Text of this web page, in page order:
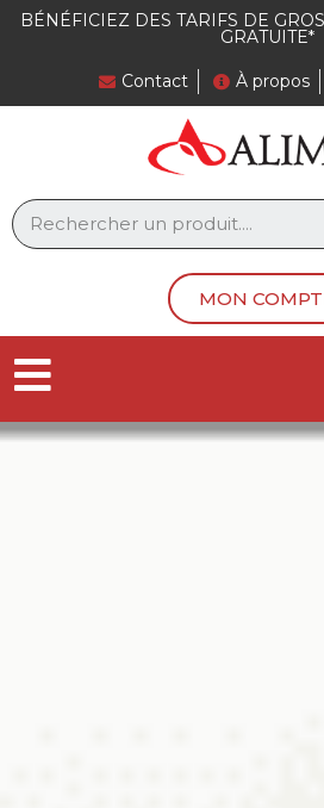
BÉNÉFICIEZ DES TARIFS DE
GRATUITE*
Contact À propos
MON
Panneau de gestion des cookies